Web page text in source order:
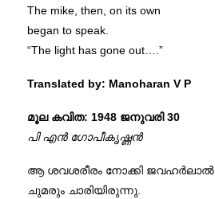
The mike, then, on its own
began to speak.
“The light has gone out….”
Translated by: Manoharan V P
മൂല കവിത: 1948 ജനുവരി 30
പി എൻ ഗോപീകൃഷ്ണൻ
ആ ശവശരീരം നോക്കി ജവഹർലാൽ
ചുമരും ചാരിയിരുന്നു.